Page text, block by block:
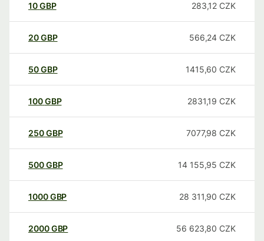
10GBP 283,12 CZK
20GBP 566,24 CZK
50GBP 1415,60 CZK
100GBP 2831,19 CZK
250GBP 7077,98 CZK
500GBP 14 155,95 CZK
1000GBP 28 311,90 CZK
2000GBP 56 623,80 CZK